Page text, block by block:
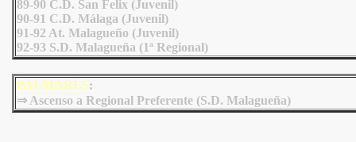
89-90 C.D. San Felix (Juvenil)
90-91 C.D. Málaga (Juvenil)
91-92 At. Malagueño (Juvenil)
92-93 S.D. Malagueña (1ª Regional)
PALMARÉS:
⇒ Ascenso a Regional Preferente (S.D. Malagueña)